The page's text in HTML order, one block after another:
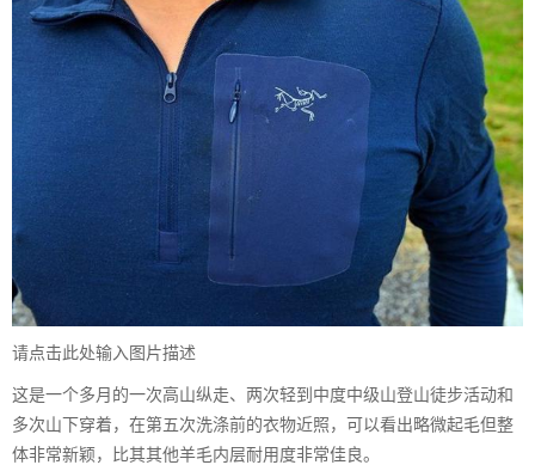
请点击此处输入图片描述
这是一个多月的一次高山纵走、两次轻到中度中级山登山徒步活动和
多次山下穿着，在第五次洗涤前的衣物近照，可以看出略微起毛但整
体非常新颖，比其其他羊毛内层耐用度非常佳良。